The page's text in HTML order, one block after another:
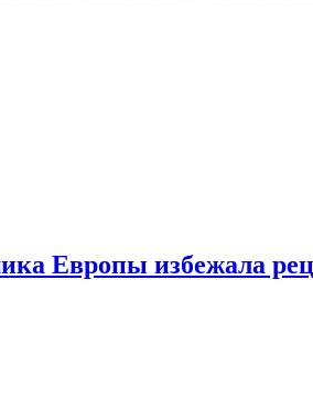
Европы избежала